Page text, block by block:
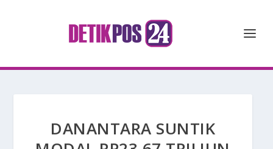
DANANTARA SUNTIK